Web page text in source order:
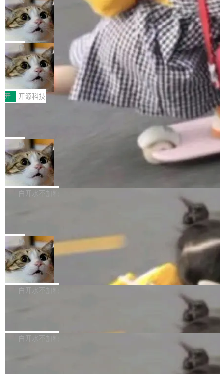
现实 过去两年，CIO们的焦虑清单上多了两项：
一是如何让大模型和智能体应用安全地从PoC走
向生产，二是如何让测试团队跟得上AI应用...
设置，如果用布尔值 + 可空字段来表示——bool
ean 表示是否可切换，nullable 的默认模式、浅
色方案、深色方案——会产生大量无意义的组
合。方案缺了、配置冲突了、全 null 了。要知道
哪些组合有效，作者说，你得靠"文档、校验、或
者部落知识"。 换个写法。Rust 的 enum，两个
变体：Switchable...
个"AI 知识库 + 聊天机器人"——每个大厂都在
做，没什么新鲜的。 但 Kenton Varda 在 Twitte
r 上把事情说清楚了： 今天我们发布了 Cloudfla
re OS，一个带连接器的聊天机器人，跟其他所
有科技公司做的一样。只不过，实际上它不一
样。这是 Sandstorm.io 的重制版，我十年前的
那个创业公司。不同的是，这次它构建在 Cloudf
lare Workers 上——我花了九年时间搭建的平台
——并且深度集成了 AI。这基本上是我十年秘密
Deno 团队开源 Celld，可自托管的分
布式 Durable Objects
Ryan Dahl 领导的 Deno 团队推出了最新开源项
目 Celld，一个能在自己机器上运行 Cloudflare
Workers 和 Durable Objects 的守护进程。 设
计思路很直接：每个对象是一个独立的 SQLite
数据库，按名称寻址，复制到你自己的 S3 兼容
存储库里。节点之间只通过这个存储库协调——
没有控制平面，没有共识协议。每个对象自带一
个小型数据库，应用天然按分片构建，单个数据
库的竞争和爆炸半径问题在设计层面就被消除
了。 闲置的 cell 会休眠到几乎不占资源。当 cel
l 迁移或唤醒时，新宿主从 S3 恢复 SQLite 数据
库继续执行。存储库是持久化的唯一真相...
局
鲁大师7月新机性能/流畅/AI榜：vivo夺
性能、流畅双第一，三星Galaxy Z系列
新折叠缺席
2026年7月的手机市场，由于存储等硬件成本暴
增，手机厂商的日子也不好过啊，新机速度明显
放缓，因此硝烟味淡了许多。新机参数规格除开
高价的三星折叠（三星Galaxy Z Fold8 Ultra / Z
Fold8 / Z Flip8）外，其余要么是中低端机器，
例如iQOO Z11i、REDMI Note 17、REDMI No
te 17 Pro、OPPO K15，要么是vivo X300 E这
样的次旗舰。 Galaxy Z Fold8 Ultra / Z Fold8 /
Z Flip8三款折叠屏新机均在7月22日发布，且全
部搭载骁龙8 Elite Gen5 for Galaxy，它们本该
开 开源科技
Zed 编辑器团队发布了新项目——DeltaDB，一
个在 git commit 之间记录每一次编辑操作的版
本控制系统。目前处于 Early Access 阶段。 De
ltaDB 的核心思路直接写在 landing page 最显
眼的位置：「Software is made between com
mits」——软件是在 commit 之间写出来的。git
是把这段空隙补上。 回退到任何一次编辑：Delt
aDB 捕获 commit 之间的每一次操作，...
局
SpaceXAI 单季资本开支达 183 亿美元
根据风险投资人Tomer Tunguz 博客（VC 分
析）披露的最新分析与第二季度业绩报告，Spac
微软同期总资本开支的四成。 与亚马逊、Alpha
bet、微软以及 Meta 等传统科技巨头相比，Spa
ceXAI的资金消耗速度尤为引人瞩目。然而，支
撑庞大支出的资金来源却呈现出截然不同的面
貌。数据显示，微软和 Meta 主要依托充沛的经
白开水不加糖
一个在终端里运行的编程 agent；Muse Spark
1.2，驱动这个 agent 的新模型。一句话概括：
你可以用 curl -fsSL https://dev.meta.ai/install.
sh | bash 安装一个能在大项目里自动规划、写
代码、验证结果的 AI 终端工具。 据介绍，Muse
个主 agent 循环，外加一组后台 agent。这些后
局
美团开源 LoHoSearch，用知识图谱校
准 AI 能力认知
机器出题的前提，是让机器拥有全局视野。整个
构建流程可以分为四个环节：建图 → 控制难度
白开水不加糖
库，并将作为transport接入Mooncake TENT。
白开水不加糖